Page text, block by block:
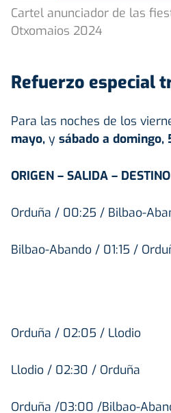
Cartel anunciador de las
Otxomaios 2024
Refuerzo especial
Para las noches de los
mayo, y sábado a domingo,
ORIGEN – SALIDA – DESTINO
Orduña / 00:25 / Bilbao-
Bilbao-Abando / 01:15 /
Orduña / 02:05 / Llodio
Llodio / 02:30 / Orduña
Orduña /03:00 /Bilbao-